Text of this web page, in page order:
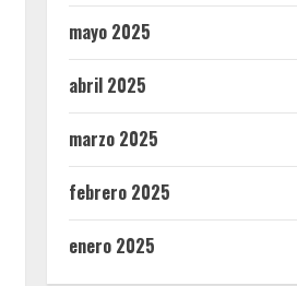
mayo 2025
abril 2025
marzo 2025
febrero 2025
enero 2025